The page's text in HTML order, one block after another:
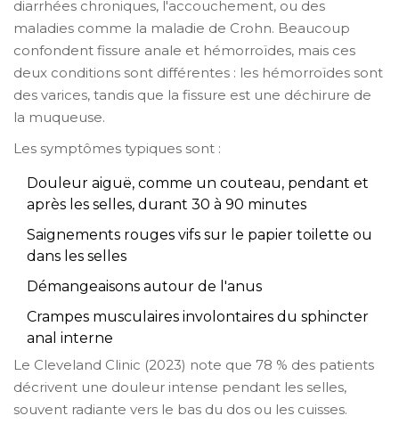
diarrhées chroniques, l'accouchement, ou des
maladies comme la maladie de Crohn. Beaucoup
confondent fissure anale et hémorroïdes, mais ces
deux conditions sont différentes : les hémorroïdes sont
des varices, tandis que la fissure est une déchirure de
la muqueuse.
Les symptômes typiques sont :
Douleur aiguë, comme un couteau, pendant et
après les selles, durant 30 à 90 minutes
Saignements rouges vifs sur le papier toilette ou
dans les selles
Démangeaisons autour de l'anus
Crampes musculaires involontaires du sphincter
anal interne
Le Cleveland Clinic (2023) note que 78 % des patients
décrivent une douleur intense pendant les selles,
souvent radiante vers le bas du dos ou les cuisses.